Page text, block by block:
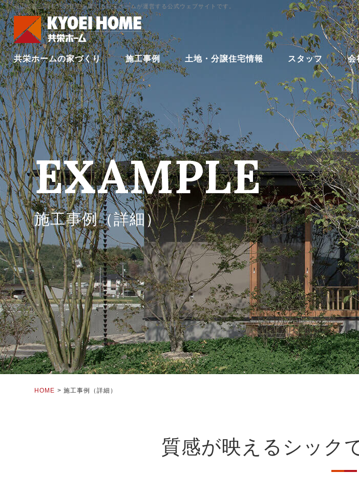
福山で高品質な注文住宅を建てる共栄ホームが運営する公式ウェブサイトです。
共栄ホームの家づくり 施工事例 土地・分譲住宅情報 スタッフ 会
EXAMPLE
施工事例（詳細）
HOME 施工事例（詳細）
質感が映えるシック